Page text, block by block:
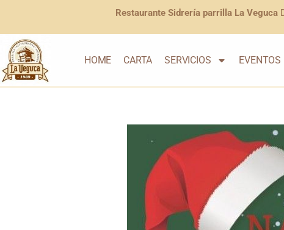
Restaurante Sidrería parrilla La Veguca
HOME CARTA SERVICIOS EVENTOS